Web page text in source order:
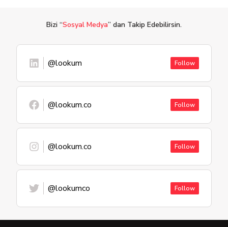
Bizi “Sosyal Medya” dan Takip Edebilirsin.
@lookum Follow
@lookum.co Follow
@lookum.co Follow
@lookumco Follow